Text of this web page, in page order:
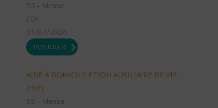
55 - Meuse
CDI
01/07/2026
POSTULER
AIDE À DOMICILE ET/OU AUXILIAIRE DE VIE
(H/F)
55 - Meuse